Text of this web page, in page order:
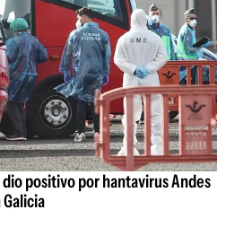
positivo por hantavirus Andes